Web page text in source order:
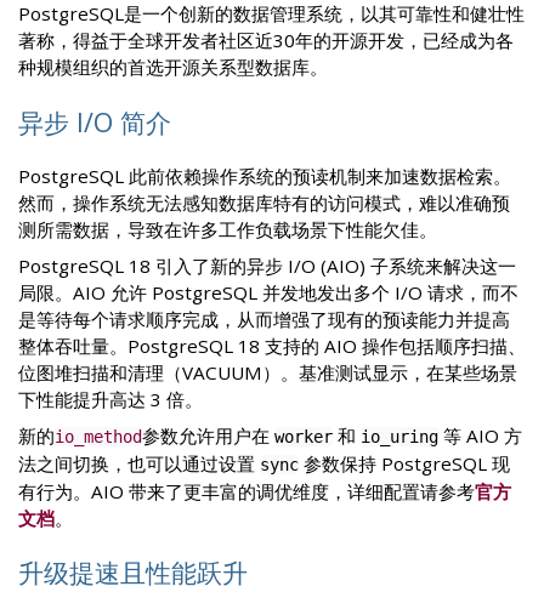
PostgreSQL是一个创新的数据管理系统，以其可靠性和健壮性
著称，得益于全球开发者社区近30年的开源开发，已经成为各
种规模组织的首选开源关系型数据库。
异步 I/O 简介
PostgreSQL 此前依赖操作系统的预读机制来加速数据检索。
然而，操作系统无法感知数据库特有的访问模式，难以准确预
测所需数据，导致在许多工作负载场景下性能欠佳。
PostgreSQL 18 引入了新的异步 I/O (AIO) 子系统来解决这一
局限。AIO 允许 PostgreSQL 并发地发出多个 I/O 请求，而不
是等待每个请求顺序完成，从而增强了现有的预读能力并提高
整体吞吐量。PostgreSQL 18 支持的 AIO 操作包括顺序扫描、
位图堆扫描和清理（VACUUM）。基准测试显示，在某些场景
下性能提升高达 3 倍。
新的io_method参数允许用户在 worker 和 io_uring 等 AIO 方
法之间切换，也可以通过设置 sync 参数保持 PostgreSQL 现
有行为。AIO 带来了更丰富的调优维度，详细配置请参考官方
文档。
升级提速且性能跃升